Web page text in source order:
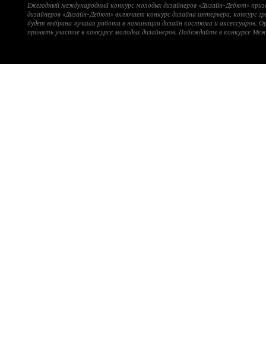
Ежегодный международный конкурс молодых дизайнеров «Дизайн-Дебют»
дизайнеров «Дизайн-Дебют» включает конкурс дизайна интерьера, конкурс
будет выбрана лучшая работа в номинации дизайн костюма и
принять участие в конкурсе молодых дизайнеров. Побеждайте в конкурсе